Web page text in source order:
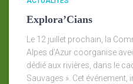
Explora’Cians
Le 12 juillet prochain, la
Alpes d’Azur coorganise
dédié aux rivières, dans le
Sauvages ». Cet événement,